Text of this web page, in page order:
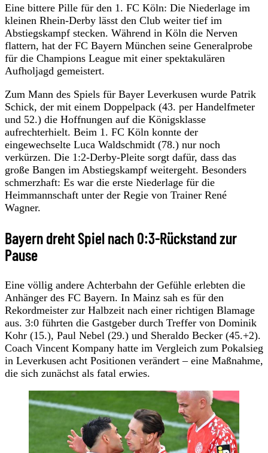
Eine bittere Pille für den 1. FC Köln: Die Niederlage im
kleinen Rhein-Derby lässt den Club weiter tief im
Abstiegskampf stecken. Während in Köln die Nerven
flattern, hat der FC Bayern München seine Generalprobe
für die Champions League mit einer spektakulären
Aufholjagd gemeistert.
Zum Mann des Spiels für Bayer Leverkusen wurde Patrik
Schick, der mit einem Doppelpack (43. per Handelfmeter
und 52.) die Hoffnungen auf die Königsklasse
aufrechterhielt. Beim 1. FC Köln konnte der
eingewechselte Luca Waldschmidt (78.) nur noch
verkürzen. Die 1:2-Derby-Pleite sorgt dafür, dass das
große Bangen im Abstiegskampf weitergeht. Besonders
schmerzhaft: Es war die erste Niederlage für die
Heimmannschaft unter der Regie von Trainer René
Wagner.
Bayern dreht Spiel nach 0:3-Rückstand zur
Pause
Eine völlig andere Achterbahn der Gefühle erlebten die
Anhänger des FC Bayern. In Mainz sah es für den
Rekordmeister zur Halbzeit nach einer richtigen Blamage
aus. 3:0 führten die Gastgeber durch Treffer von Dominik
Kohr (15.), Paul Nebel (29.) und Sheraldo Becker (45.+2).
Coach Vincent Kompany hatte im Vergleich zum Pokalsieg
in Leverkusen acht Positionen verändert – eine Maßnahme,
die sich zunächst als fatal erwies.